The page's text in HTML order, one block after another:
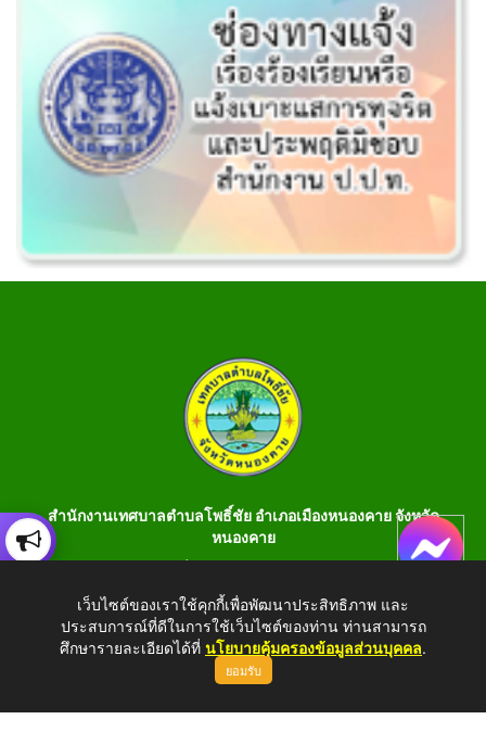
สำนักงานเทศบาลตำบลโพธิ์ชัย อำเภอเมืองหนองคาย จังหวัด
หนองคาย
990401 โทรสาร 042-990400
E-Saraban : saraban_05430106@dla.go.th
เว็บไซต์ของเราใช้คุกกี้เพื่อพัฒนาประสิทธิภาพ และ
ประสบการณ์ที่ดีในการใช้เว็บไซต์ของท่าน ท่านสามารถ
ศึกษารายละเอียดได้ที่ นโยบายคุ้มครองข้อมูลส่วนบุคคล.
ยอมรับ